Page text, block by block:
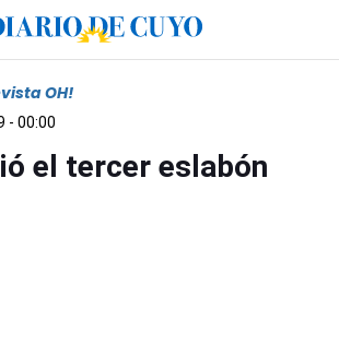
OH!
- 00:00
el tercer eslabón